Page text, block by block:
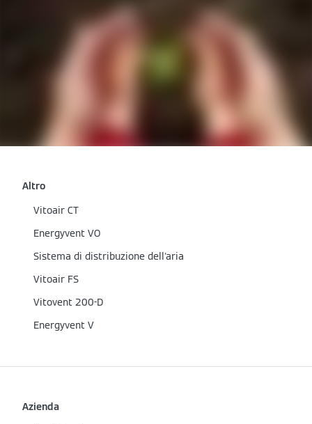
Altro
Vitoair CT
Energyvent VO
Sistema di distribuzione dell'aria
Vitoair FS
Vitovent 200-D
Energyvent V
Azienda